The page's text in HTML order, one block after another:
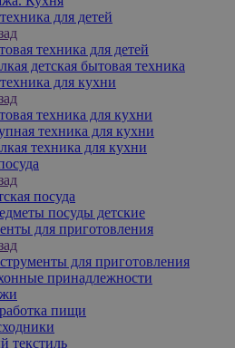
для детей
техника для детей
детская бытовая техника
для кухни
техника для кухни
техника для кухни
техника для кухни
посуда
посуды детские
для приготовления
для приготовления
принадлежности
пищи
текстиль